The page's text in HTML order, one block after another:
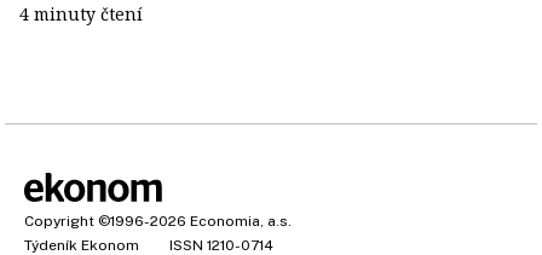
4 minuty čtení
Copyright ©1996-2026 Economia, a.s.
Týdeník Ekonom
ISSN 1210-0714